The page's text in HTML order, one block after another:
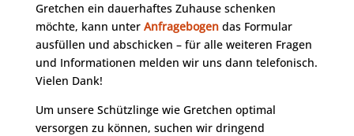
Gretchen ein dauerhaftes Zuhause schenken
möchte, kann unter Anfragebogendas Formular
ausfüllen und abschicken – für alle weiteren Fragen
und Informationen melden wir uns dann telefonisch.
Vielen Dank!
Um unsere Schützlinge wie Gretchen optimal
versorgen zu können, suchen wir dringend